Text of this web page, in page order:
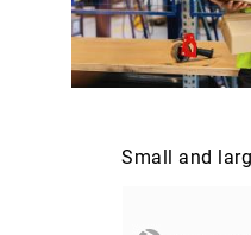
Small and